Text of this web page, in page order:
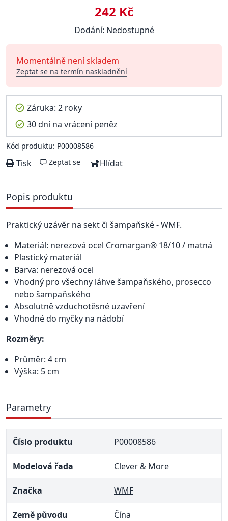
242 Kč
Dodání: Nedostupné
Momentálně není skladem
Zeptat se na termín naskladnění
Záruka: 2 roky
30 dní na vrácení peněz
Kód produktu: P00008586
Tisk Zeptat se Hlídat
Popis produktu
Praktický uzávěr na sekt či šampaňské - WMF.
Materiál: nerezová ocel Cromargan® 18/10 / matná
Plastický materiál
Barva: nerezová ocel
Vhodný pro všechny láhve šampaňského, prosecco
nebo šampaňského
Absolutně vzduchotěsné uzavření
Vhodné do myčky na nádobí
Rozměry:
Průměr: 4 cm
Výška: 5 cm
Parametry
Číslo produktu P00008586
Modelová řada Clever & More
Značka WMF
Země původu Čína